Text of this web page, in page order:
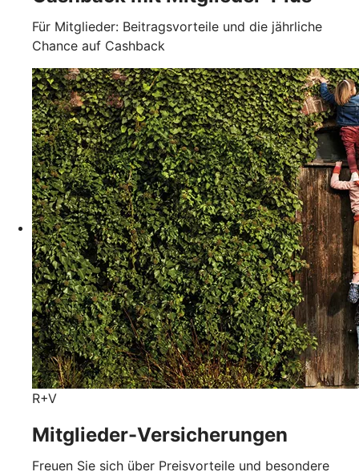
Für Mitglieder: Beitragsvorteile und die jährliche
Chance auf Cashback
R+V
Mitglieder-Versicherungen
Freuen Sie sich über Preisvorteile und besondere